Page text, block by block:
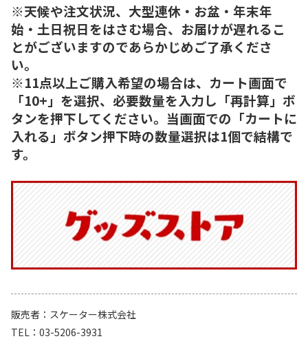
※天候や注文状況、大型連休・お盆・年末年
始・土日祝日をはさむ場合、お届けが遅れるこ
とがございますのであらかじめご了承くださ
い。
※11点以上ご購入希望の場合は、カート画面で
「10+」を選択、必要数量を入力し「再計算」ボ
タンを押下してください。当画面での「カートに
入れる」ボタン押下時の数量選択は1個で結構で
す。
販売者
スケーター株式会社
TEL
03-5206-3931